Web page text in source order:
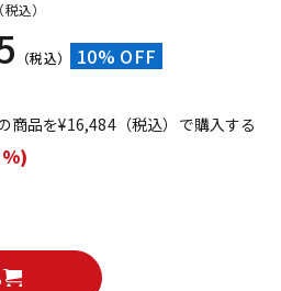
（税込）
（税込） 10% OFF
商品を¥16,484（税込）で購入する